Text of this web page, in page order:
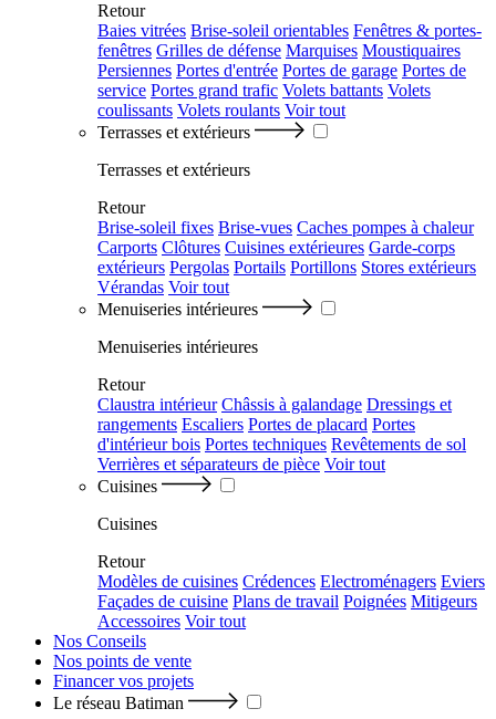
Retour
Baies vitrées Brise-soleil orientables Fenêtres & portes-
fenêtres Grilles de défense Marquises Moustiquaires
Persiennes Portes d'entrée Portes de garage Portes de
service Portes grand trafic Volets battants Volets
coulissants Volets roulants Voir tout
Terrasses et extérieurs
Terrasses et extérieurs
Retour
Brise-soleil fixes Brise-vues Caches pompes à chaleur
Carports Clôtures Cuisines extérieures Garde-corps
extérieurs Pergolas Portails Portillons Stores extérieurs
Vérandas Voir tout
Menuiseries intérieures
Menuiseries intérieures
Retour
Claustra intérieur Châssis à galandage Dressings et
rangements Escaliers Portes de placard Portes
d'intérieur bois Portes techniques Revêtements de sol
Verrières et séparateurs de pièce Voir tout
Cuisines
Cuisines
Retour
Modèles de cuisines Crédences Electroménagers Eviers
Façades de cuisine Plans de travail Poignées Mitigeurs
Accessoires Voir tout
Nos Conseils
Nos points de vente
Financer vos projets
Le réseau Batiman